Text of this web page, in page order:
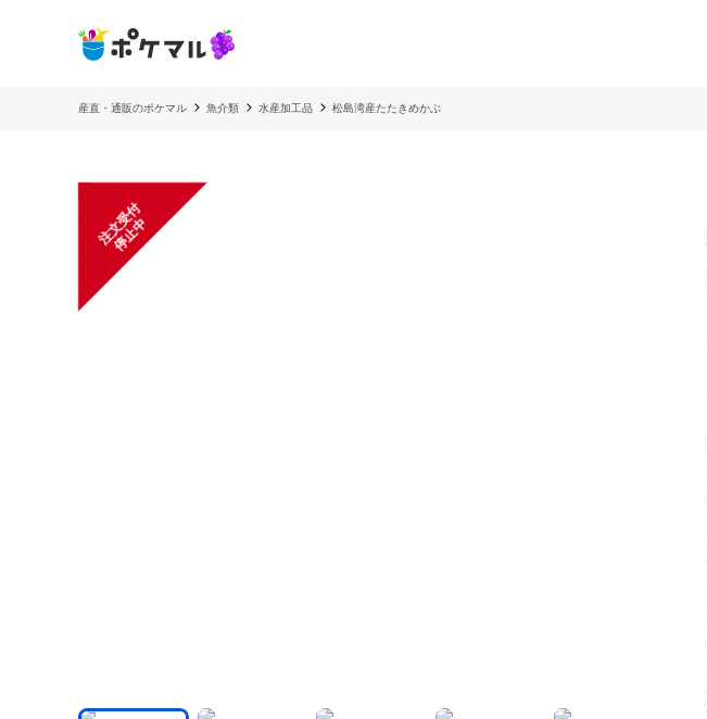
産直・通販のポケマル 魚介類 水産加工品 松島湾産たたきめかぶ
注
文
受
付
停
止
中